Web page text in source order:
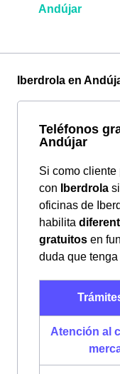
Andújar
Iberdrola en
Teléfonos
Andújar
Si como cliente
con
Iberdrola
oficinas de
habilita
gratuitos en
duda que
Atención al